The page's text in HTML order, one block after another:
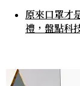
原來口罩
禮，盤點科